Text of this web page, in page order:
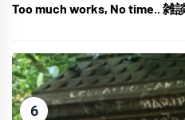
Too much works, No time.. 雑
6